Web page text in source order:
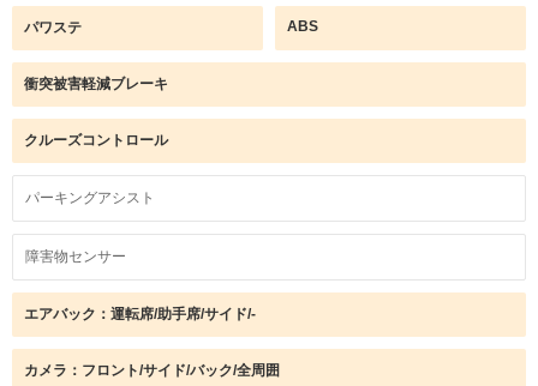
パワステ ABS
衝突被害軽減ブレーキ
クルーズコントロール
パーキングアシスト
障害物センサー
エアバック：運転席/助手席/サイド/-
カメラ：フロント/サイド/バック/全周囲